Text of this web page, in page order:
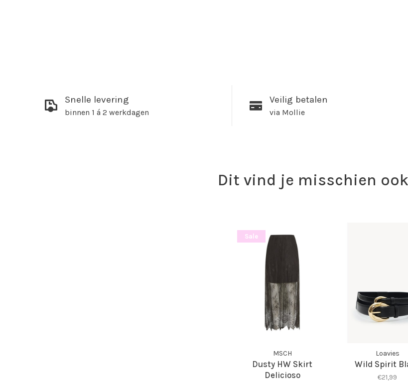
Snelle levering
binnen 1 á 2 werkdagen
Veilig betalen
via Mollie
Dit vind je misschien
Sale
MSCH
Dusty HW Skirt
Delicioso
Loavies
Wild Spirit
€21,99